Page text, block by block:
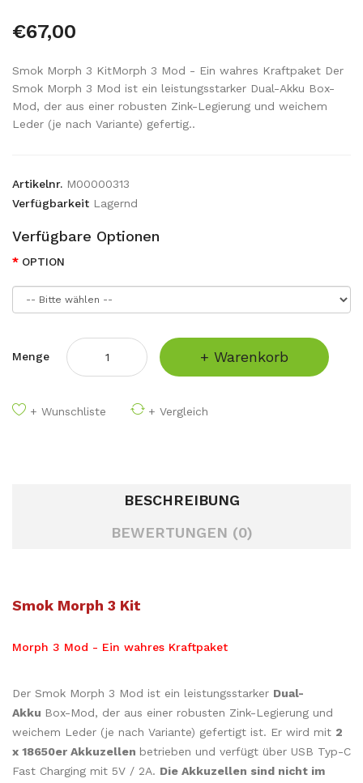
€67,00
Smok Morph 3 KitMorph 3 Mod - Ein wahres Kraftpaket Der
Smok Morph 3 Mod ist ein leistungsstarker Dual-Akku Box-
Mod, der aus einer robusten Zink-Legierung und weichem
Leder (je nach Variante) gefertig..
Artikelnr. M00000313
Verfügbarkeit Lagernd
Verfügbare Optionen
OPTION
Menge + Warenkorb
+ Wunschliste + Vergleich
BESCHREIBUNG
BEWERTUNGEN (0)
Smok Morph 3 Kit
Morph 3 Mod - Ein wahres Kraftpaket
Der Smok Morph 3 Mod ist ein leistungsstarker Dual-
Akku Box-Mod, der aus einer robusten Zink-Legierung und
weichem Leder (je nach Variante) gefertigt ist. Er wird mit 2
x 18650er Akkuzellen betrieben und verfügt über USB Typ-C
Fast Charging mit 5V / 2A. Die Akkuzellen sind nicht im